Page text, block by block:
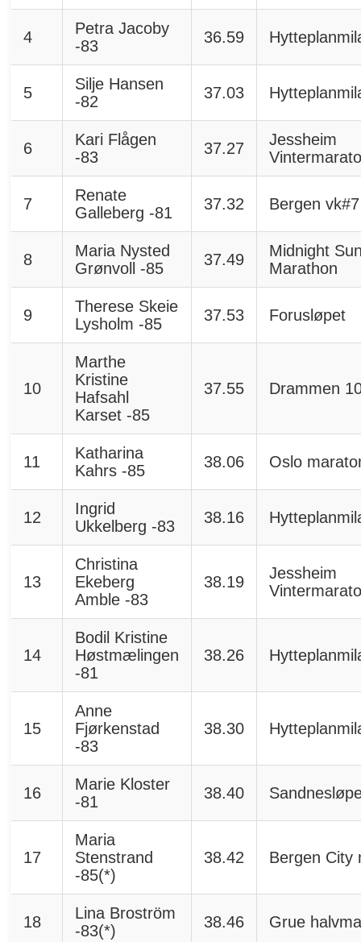
4
Petra Jacoby
-83
36.59
5
Silje Hansen
-82
37.03
6
Kari Flågen
-83
37.27
Jessheim
7
Renate
Galleberg -81
37.32 Bergen vk#7
8
Maria Nysted
Grønvoll -85
37.49
Midnight
Marathon
9
Therese Skeie
Lysholm -85
37.53 Forusløpet
10
Marthe
Kristine
Hafsahl
Karset -85
37.55 Drammen
11
Katharina
Kahrs -85
38.06 Oslo
12
Ingrid
Ukkelberg -83
38.16
13
Christina
Ekeberg
Amble -83
38.19
Jessheim
14
Bodil Kristine
Høstmælingen
-81
38.26
15
Anne
Fjørkenstad
-83
38.30
16
Marie Kloster
-81
38.40
17
Maria
Stenstrand
-85(*)
38.42 Bergen City
18
Lina Broström
-83(*)
38.46 Grue